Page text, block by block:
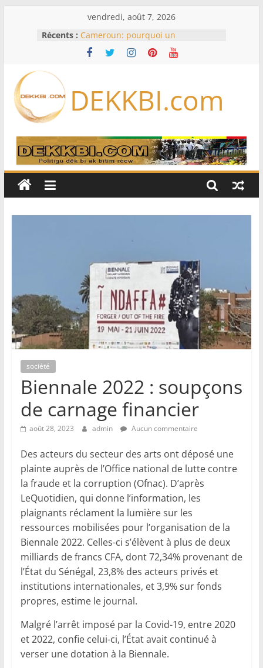
vendredi, août 7, 2026
Récents : Cameroun: pourquoi un
remaniement au sommet de
l’armée alors que Paul Biya est hors
logiciels écrits par l’IA, dominé par
Anthropic et OpenAI
Disney s’associe à TikTok pour tirer
davantage profit de ses univers
légendaires
France – Algérie: l’affaire Mehdi
policière contre le narcotrafic
DEKKBI.com
société
Biennale 2022 : soupçons
de carnage financier
août 28, 2023 admin Aucun commentaire
Des acteurs du secteur des arts ont déposé une
plainte auprès de l’Office national de lutte contre
la fraude et la corruption (Ofnac). D’après
LeQuotidien, qui donne l’information, les
plaignants réclament la lumière sur les
ressources mobilisées pour l’organisation de la
Biennale 2022. Celles-ci s’élèvent à plus de deux
milliards de francs CFA, dont 72,34% provenant de
l’État du Sénégal, 23,8% des acteurs privés et
institutions internationales, et 3,9% sur fonds
propres, estime le journal.
Malgré l’arrêt imposé par la Covid-19, entre 2020
et 2022, confie celui-ci, l’État avait continué à
verser une dotation à la Biennale.